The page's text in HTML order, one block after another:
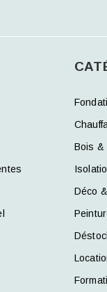
Bois &
Déco